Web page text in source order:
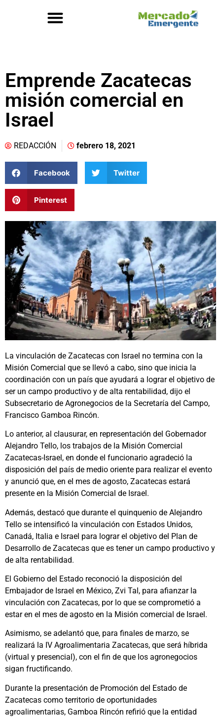
Emprende Zacatecas
misión comercial en
Israel
REDACCIÓN febrero 18, 2021
Facebook Twitter
Pinterest
La vinculación de Zacatecas con Israel no termina con la
Misión Comercial que se llevó a cabo, sino que inicia la
coordinación con un país que ayudará a lograr el objetivo de
ser un campo productivo y de alta rentabilidad, dijo el
Subsecretario de Agronegocios de la Secretaría del Campo,
Francisco Gamboa Rincón.
Lo anterior, al clausurar, en representación del Gobernador
Alejandro Tello, los trabajos de la Misión Comercial
Zacatecas-Israel, en donde el funcionario agradeció la
disposición del país de medio oriente para realizar el evento
y anunció que, en el mes de agosto, Zacatecas estará
presente en la Misión Comercial de Israel.
Además, destacó que durante el quinquenio de Alejandro
Tello se intensificó la vinculación con Estados Unidos,
Canadá, Italia e Israel para lograr el objetivo del Plan de
Desarrollo de Zacatecas que es tener un campo productivo y
de alta rentabilidad.
El Gobierno del Estado reconoció la disposición del
Embajador de Israel en México, Zvi Tal, para afianzar la
vinculación con Zacatecas, por lo que se comprometió a
estar en el mes de agosto en la Misión comercial de Israel.
Asimismo, se adelantó que, para finales de marzo, se
realizará la IV Agroalimentaria Zacatecas, que será híbrida
(virtual y presencial), con el fin de que los agronegocios
sigan fructificando.
Durante la presentación de Promoción del Estado de
Zacatecas como territorio de oportunidades
agroalimentarias, Gamboa Rincón refirió que la entidad